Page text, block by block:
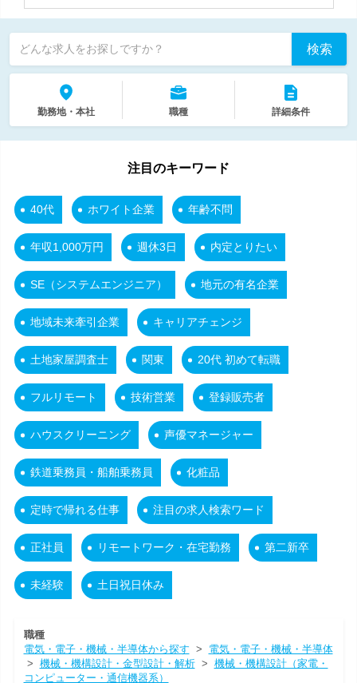
どんな求人をお探しですか？ 検索
勤務地・本社 職種 詳細条件
注目のキーワード
40代 ホワイト企業 年齢不問
年収1,000万円 週休3日 内定とりたい
SE（システムエンジニア） 地元の有名企業
地域未来牽引企業 キャリアチェンジ
土地家屋調査士 関東 20代 初めて転職
フルリモート 技術営業 登録販売者
ハウスクリーニング 声優マネージャー
鉄道乗務員・船舶乗務員 化粧品
定時で帰れる仕事 注目の求人検索ワード
正社員 リモートワーク・在宅勤務 第二新卒
未経験 土日祝日休み
職種
電気・電子・機械・半導体から探す > 電気・電子・機械・半導体
> 機械・機構設計・金型設計・解析> 機械・機構設計（家電・
コンピューター・通信機器系）